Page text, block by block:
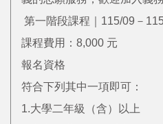
第一階段課程｜115/09－
課程費用：8,000 元
報名資格
符合下列其中一項即可：
1.大學二年級（含）以上